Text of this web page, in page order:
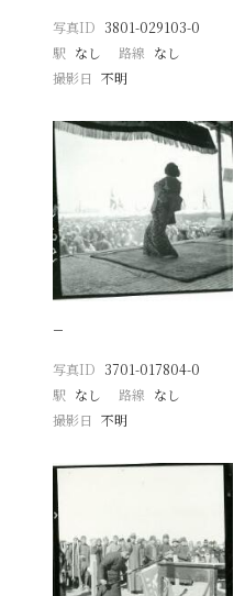
写真ID 3801-029103-0
駅 なし 路線 なし
撮影日
不明
−
写真ID 3701-017804-0
駅 なし 路線 なし
撮影日
不明